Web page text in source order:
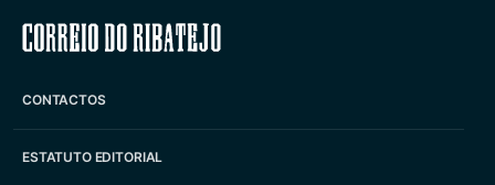
Correio do Ribatejo
CONTACTOS
ESTATUTO EDITORIAL